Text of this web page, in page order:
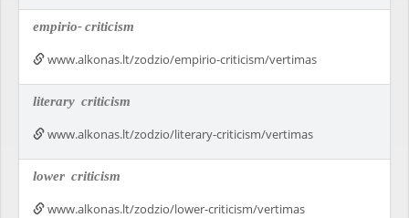
empirio-criticism
www.alkonas.lt/zodzio/empirio-criticism/vertimas
literary criticism
www.alkonas.lt/zodzio/literary-criticism/vertimas
lower criticism
www.alkonas.lt/zodzio/lower-criticism/vertimas